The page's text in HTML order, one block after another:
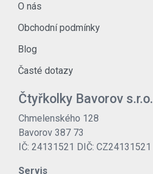
O nás
Obchodní podmínky
Blog
Časté dotazy
Čtyřkolky Bavorov s.r.o.
Chmelenského 128
Bavorov 387 73
IČ: 24131521 DIČ: CZ24131521
Servis